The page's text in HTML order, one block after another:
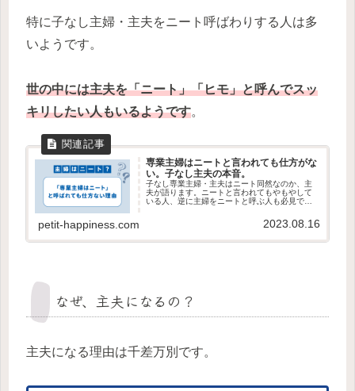
特に子なし主婦・主夫をニート呼ばわりする人は多
いようです。
世の中には主夫を「ニート」「ヒモ」と呼んでスッ
キリしたい人もいるようです。
専業主婦はニートと言われても仕方がな
い。子なし主夫の本音。
子なし専業主婦・主夫はニート同然なのか、主
夫が語ります。ニートと言われてもやもやして
いる人、逆に主婦をニートと呼ぶ人も必見で
petit-happiness.com 2023.08.16
なぜ、主夫になるの？
主夫になる理由は千差万別です。